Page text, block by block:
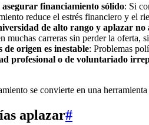
asegurar financiamiento sólido: Si
reduce el estrés financiero y el
de alto rango y aplazar no
muchas carreras sin perder la oferta,
origen es inestable: Problemas
profesional o de voluntariado
se convierte en una
aplazar#